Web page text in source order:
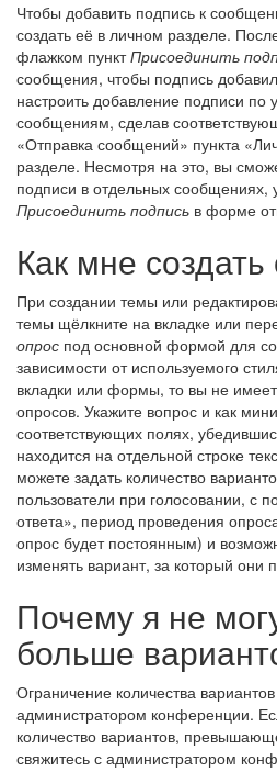
Чтобы добавить подпись к
создать её в личном разделе.
флажком пунктПрисоединить
сообщения, чтобы подпись
настроить добавление подписи
сообщениям, сделав
«Отправка сообщений» пункта
разделе. Несмотря на это, вы
подписи в отдельных сообщениях,
Присоединить подпись в форме
Как мне создать
При создании темы или
темы щёлкните на вкладке или
опрос под основной формой для
зависимости от используемого
вкладки или формы, то вы не
опросов. Укажите вопрос и как
соответствующих полях,
находится на отдельной строке
можете задать количество
пользователи при голосовании, с
ответа», период проведения
опрос будет постоянным) и
изменять вариант, за который они
Почему я не
больше
Ограничение количества
администратором конференции.
количество вариантов,
свяжитесь с администратором